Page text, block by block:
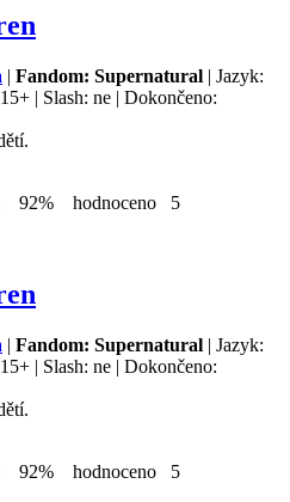
| Fandom: Supernatural | Jazyk:
| Slash: ne | Dokončeno:
92% hodnoceno 5
| Fandom: Supernatural | Jazyk:
| Slash: ne | Dokončeno:
92% hodnoceno 5